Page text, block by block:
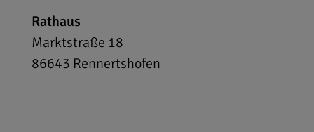
Rathaus
Marktstraße 18
86643 Rennertshofen